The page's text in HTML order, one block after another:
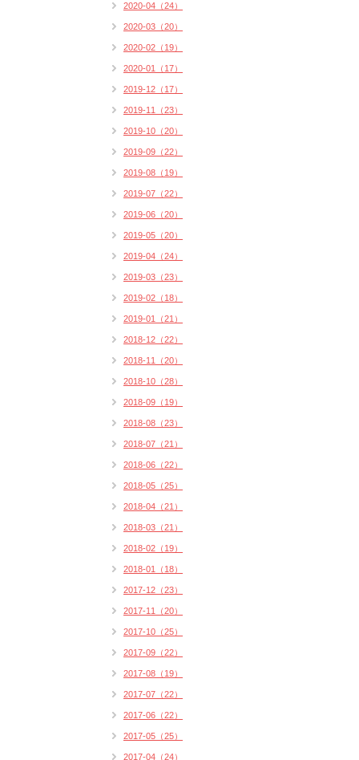
2020-04（24）
2020-03（20）
2020-02（19）
2020-01（17）
2019-12（17）
2019-11（23）
2019-10（20）
2019-09（22）
2019-08（19）
2019-07（22）
2019-06（20）
2019-05（20）
2019-04（24）
2019-03（23）
2019-02（18）
2019-01（21）
2018-12（22）
2018-11（20）
2018-10（28）
2018-09（19）
2018-08（23）
2018-07（21）
2018-06（22）
2018-05（25）
2018-04（21）
2018-03（21）
2018-02（19）
2018-01（18）
2017-12（23）
2017-11（20）
2017-10（25）
2017-09（22）
2017-08（19）
2017-07（22）
2017-06（22）
2017-05（25）
2017-04（24）